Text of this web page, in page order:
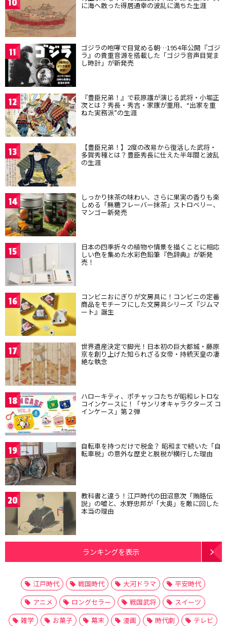
10 に海へ散った得居通幸の波乱に満ちた生涯
11 ゴジラの咆哮で目覚める朝…1954年公開『ゴジ
ラ』の貴重音源を搭載した「ゴジラ音声目覚ま
し時計」が新発売
12 『豊臣兄弟！』で萩原護が演じる武将・小堀正
次とは？秀長・秀吉・家康が重用、“出家を重
ねた実務派”の生涯
13 【豊臣兄弟！】2度の改易から復活した武将・
多賀秀種とは？豊臣秀長に仕えた半年間と波乱
の生涯
14 しっかり抹茶の味わい、さらに果実の香りも楽
しめる「無糖フレーバー抹茶」ストロベリー、
マンゴー新発売
15 日本の四季折々の植物や情景を描くことに相応
しい色を集めた水彩色鉛筆『色辞典』が新発
売！
16 コンビニおにぎりが文房具に！コンビニの定番
商品をモチーフにした文房具シリーズ『ジムマ
ート』誕生
17 世界遺産決定で脚光！日本初の巨大都城・藤原
京を創り上げた知られざる女帝・持統天皇の凄
絶な執念
18 ハローキティ、ポチャッコたちが昭和レトロな
コインケースに！「サンリオキャラクターズ コ
インケース」第２弾
19 自転車を持つだけで税金？ 昭和まで続いた「自
転車税」の意外な歴史と脱税が横行した理由
20 教科書と違う！江戸時代の田沼意次「賄賂伝
説」の嘘と、水野忠邦が「大奥」を敵に回した
本当の理由
ランキングを表示
江戸時代 戦国時代 大河ドラマ
平安時代
アニメ
ロングセラー 戦国武将
スイーツ
雑学
お菓子 幕末 漫画 時代劇
テレビ